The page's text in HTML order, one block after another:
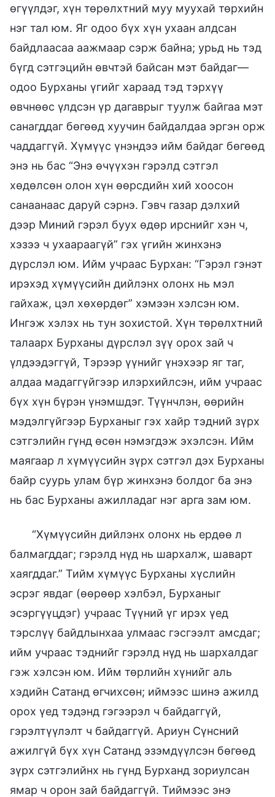
өгүүлдэг, хүн төрөлхтний муу муухай төрхийн
нэг тал юм. Яг одоо бүх хүн ухаан алдсан
байдлаасаа аажмаар сэрж байна; урьд нь тэд
бүгд сэтгэцийн өвчтэй байсан мэт байдаг—
одоо Бурханы үгийг хараад тэд тэрхүү
өвчнөөс үлдсэн үр дагаврыг туулж байгаа мэт
санагддаг бөгөөд хуучин байдалдаа эргэн орж
чаддаггүй. Хүмүүс үнэндээ ийм байдаг бөгөөд
энэ нь бас “Энэ өчүүхэн гэрэлд сэтгэл
хөдөлсөн олон хүн өөрсдийн хий хоосон
санаанаас даруй сэрнэ. Гэвч газар дэлхий
дээр Миний гэрэл буух өдөр ирснийг хэн ч,
хэзээ ч ухаараагүй” гэх үгийн жинхэнэ
дүрслэл юм. Ийм учраас Бурхан: “Гэрэл гэнэт
ирэхэд хүмүүсийн дийлэнх олонх нь мэл
гайхаж, цэл хөхөрдөг” хэмээн хэлсэн юм.
Ингэж хэлэх нь тун зохистой. Хүн төрөлхтний
талаарх Бурханы дүрслэл зүү орох зай ч
үлдээдэггүй, Тэрээр үүнийг үнэхээр яг таг,
алдаа мадаггүйгээр илэрхийлсэн, ийм учраас
бүх хүн бүрэн үнэмшдэг. Түүнчлэн, өөрийн
мэдэлгүйгээр Бурханыг гэх хайр тэдний зүрх
сэтгэлийн гүнд өсөн нэмэгдэж эхэлсэн. Ийм
маягаар л хүмүүсийн зүрх сэтгэл дэх Бурханы
байр суурь улам бүр жинхэнэ болдог ба энэ
нь бас Бурханы ажилладаг нэг арга зам юм.
“Хүмүүсийн дийлэнх олонх нь ердөө л
балмагддаг; гэрэлд нүд нь шархалж, шаварт
хаягддаг.” Тийм хүмүүс Бурханы хүслийн
эсрэг явдаг (өөрөөр хэлбэл, Бурханыг
эсэргүүцдэг) учраас Түүний үг ирэх үед
тэрслүү байдлынхаа улмаас гэсгээлт амсдаг;
ийм учраас тэднийг гэрэлд нүд нь шархалдаг
гэж хэлсэн юм. Ийм төрлийн хүнийг аль
хэдийн Сатанд өгчихсөн; иймээс шинэ ажилд
орох үед тэдэнд гэгээрэл ч байдаггүй,
гэрэлтүүлэлт ч байдаггүй. Ариун Сүнсний
ажилгүй бүх хүн Сатанд эзэмдүүлсэн бөгөөд
зүрх сэтгэлийнх нь гүнд Бурханд зориулсан
ямар ч орон зай байдаггүй. Тиймээс энэ